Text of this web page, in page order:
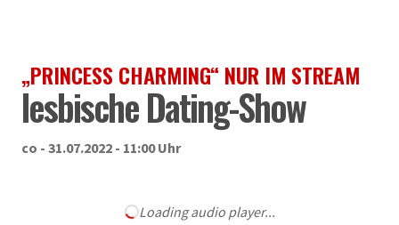
„PRINCESS CHARMING“ NUR IM STREAM
lesbische Dating-Show
co - 31.07.2022 - 11:00 Uhr
Loading audio player...